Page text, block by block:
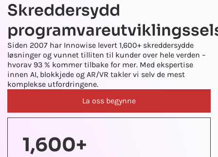
Skreddersydd
Siden 2007 har Innowise levert 1,600+ skreddersydde
løsninger og vunnet tilliten til kunder over hele verden –
hvorav 93 % kommer tilbake for mer. Med ekspertise
innen AI, blokkjede og AR/VR takler vi selv de mest
komplekse utfordringene.
La oss begynne
1,600+